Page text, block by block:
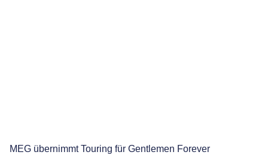
MEG übernimmt Touring für Gentlemen Forever